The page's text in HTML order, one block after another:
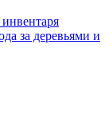
за деревьями и